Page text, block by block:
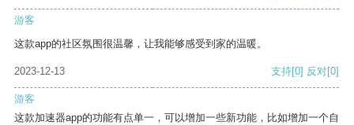
游客
这款app的社区氛围很温馨，让我能够感受到家的温暖。
2023-12-13 支持[0] 反对[0]
游客
这款加速器app的功能有点单一，可以增加一些新功能，比如增加一个自